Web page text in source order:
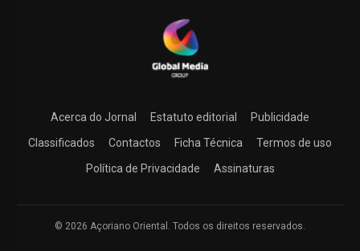
Acerca do Jornal Estatuto editorial
Publicidade
Classificados
Contactos Ficha Técnica
Termos de uso
Política de Privacidade
Assinaturas
© 2026 Açoriano Oriental. Todos os direitos reservados.